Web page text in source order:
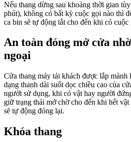
Nếu thang dừng sau khoảng thời gian
phút), không có bất kỳ cuộc gọi nào thì
ca bin sẽ tự động tắt cho đến khi có
An toàn đóng mở cửa
ngoại
Cửa thang máy tải khách được lắp mành
dạng thanh dài suốt dọc chiều cao của
người sử dụng, khi có vật hay người
giữ trạng thái mở chờ cho đến khi hết
sẽ tự động đóng lại.
Khóa thang